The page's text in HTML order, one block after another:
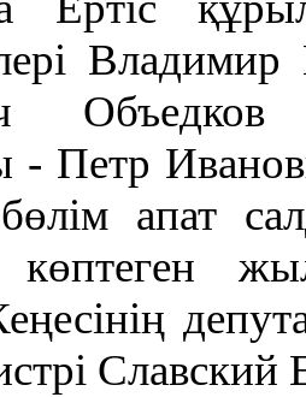
- Петр
апат
көптеген